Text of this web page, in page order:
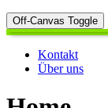
Off-Canvas Toggle
Kontakt
Über uns